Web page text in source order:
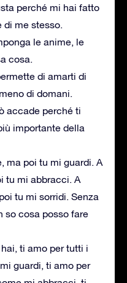
perché mi hai fatto
di me stesso.
le anime, le
cosa.
di amarti di
di domani.
accade perché ti
importante della
ma poi tu mi guardi. A
tu mi abbracci. A
tu mi sorridi. Senza
so cosa posso fare
ti amo per tutti i
guardi, ti amo per